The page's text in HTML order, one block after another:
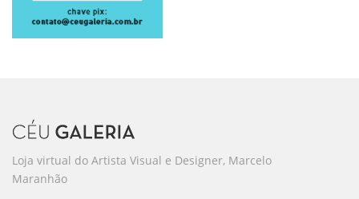
Loja virtual do Artista Visual e Designer, Marcelo
Maranhão